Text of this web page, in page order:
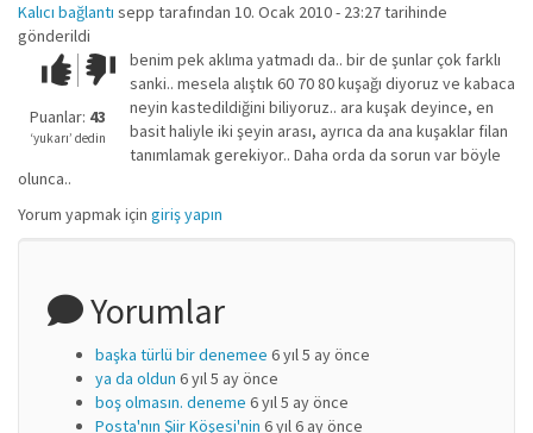
Kalıcı bağlantı sepp tarafından 10. Ocak 2010 - 23:27 tarihinde
gönderildi
Çok iyi!O
kadar
iyi
değil!
Puanlar: 43
‘yukarı’ dedin
benim pek aklıma yatmadı da.. bir de şunlar çok farklı
sanki.. mesela alıştık 60 70 80 kuşağı diyoruz ve kabaca
neyin kastedildiğini biliyoruz.. ara kuşak deyince, en
basit haliyle iki şeyin arası, ayrıca da ana kuşaklar filan
tanımlamak gerekiyor.. Daha orda da sorun var böyle
olunca..
Yorum yapmak için giriş yapın
Yorumlar
başka türlü bir denemee 6 yıl 5 ay önce
ya da oldun 6 yıl 5 ay önce
boş olmasın. deneme 6 yıl 5 ay önce
Posta'nın Şiir Köşesi'nin 6 yıl 6 ay önce